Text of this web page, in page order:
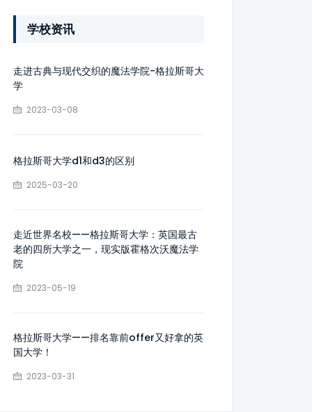
学校资讯
走进古典与现代交织的魔法学院-格拉斯哥大
学
2023-03-08
格拉斯哥大学d1和d3的区别
2025-03-20
走近世界名校——格拉斯哥大学：英国最古
老的四所大学之一，现实版霍格次沃魔法学
院
2023-05-19
格拉斯哥大学——排名靠前offer又好拿的英
国大学！
2023-03-31